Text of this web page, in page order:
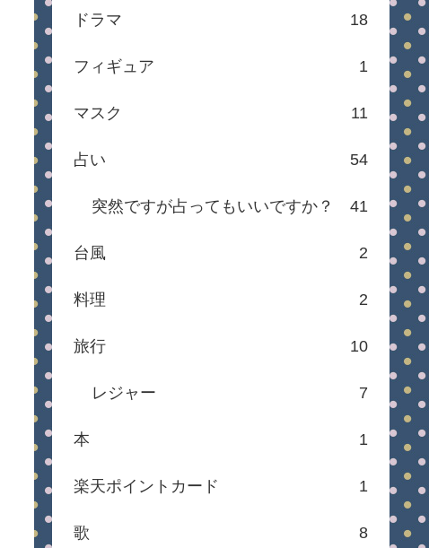
ドラマ 18
フィギュア 1
マスク 11
占い 54
突然ですが占ってもいいですか？ 41
台風 2
料理 2
旅行 10
レジャー 7
本 1
楽天ポイントカード 1
歌 8